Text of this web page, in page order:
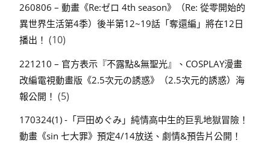
260806 – 動畫《Re:ゼロ 4th season》（Re: 從零開始的
異世界生活第4季）後半第12~19話「奪還編」將在12日
播出！ (10)
221210 – 官方表示『不露點&無聖光』、COSPLAY漫畫
改編電視動畫版《2.5次元の誘惑》（2.5次元的誘惑）海
報公開！ (5)
170324(1) -「戸田めぐみ」純情高中生的巨乳地獄冒險！
動畫《sin 七大罪》預定4/14放送、劇情&預告片公開！